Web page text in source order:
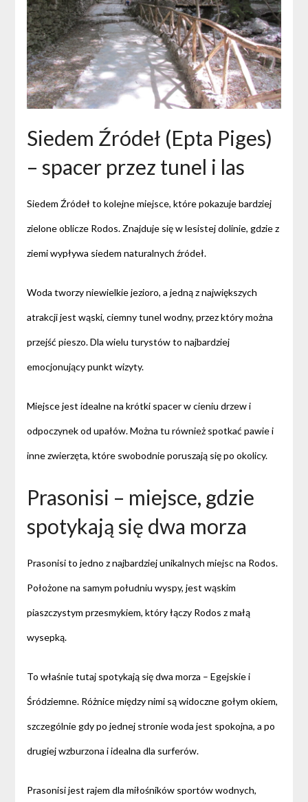
Siedem Źródeł (Epta Piges)
– spacer przez tunel i las
Siedem Źródeł to kolejne miejsce, które pokazuje bardziej
zielone oblicze Rodos. Znajduje się w lesistej dolinie, gdzie z
ziemi wypływa siedem naturalnych źródeł.
Woda tworzy niewielkie jezioro, a jedną z największych
atrakcji jest wąski, ciemny tunel wodny, przez który można
przejść pieszo. Dla wielu turystów to najbardziej
emocjonujący punkt wizyty.
Miejsce jest idealne na krótki spacer w cieniu drzew i
odpoczynek od upałów. Można tu również spotkać pawie i
inne zwierzęta, które swobodnie poruszają się po okolicy.
Prasonisi – miejsce, gdzie
spotykają się dwa morza
Prasonisi to jedno z najbardziej unikalnych miejsc na Rodos.
Położone na samym południu wyspy, jest wąskim
piaszczystym przesmykiem, który łączy Rodos z małą
wysepką.
To właśnie tutaj spotykają się dwa morza – Egejskie i
Śródziemne. Różnice między nimi są widoczne gołym okiem,
szczególnie gdy po jednej stronie woda jest spokojna, a po
drugiej wzburzona i idealna dla surferów.
Prasonisi jest rajem dla miłośników sportów wodnych,